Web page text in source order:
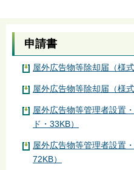
申請書
屋外広告物等除却届（様
屋外広告物等除却届（様
屋外広告物等管理者設置
ド・33KB）
屋外広告物等管理者設置
72KB）